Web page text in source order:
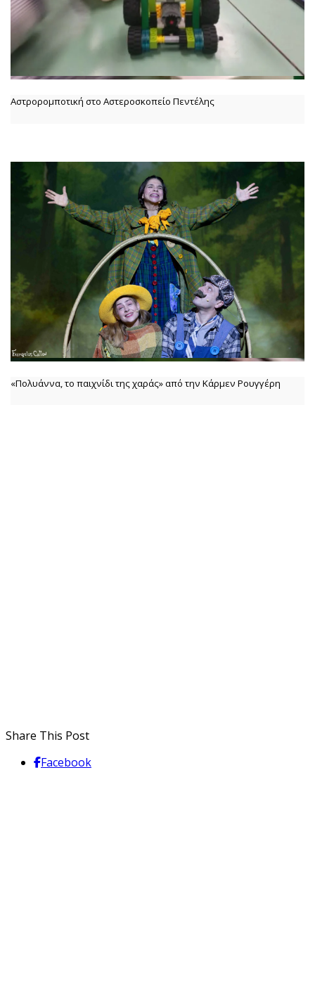
Αστρορομποτική στο Αστεροσκοπείο Πεντέλης
«Πολυάννα, το παιχνίδι της χαράς» από την Κάρμεν Ρουγγέρη
Share This Post
Facebook